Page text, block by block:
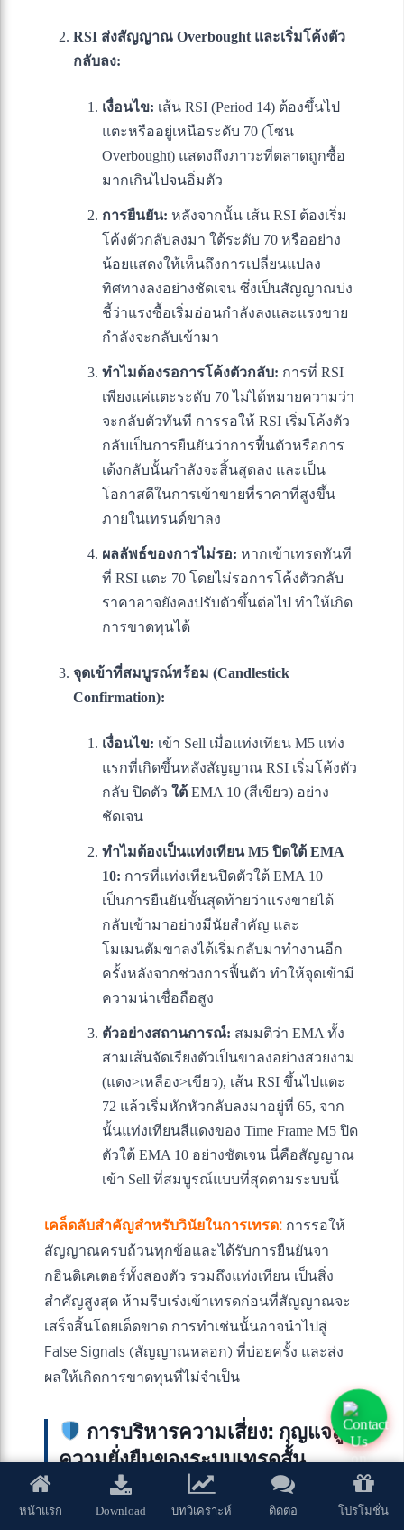
RSI ส่งสัญญาณ Overbought และเริ่มโค้งตัว
กลับลง:
เงื่อนไข: เส้น RSI (Period 14) ต้องขึ้นไป
แตะหรืออยู่เหนือระดับ 70 (โซน
Overbought) แสดงถึงภาวะที่ตลาดถูกซื้อ
มากเกินไปจนอิ่มตัว
การยืนยัน: หลังจากนั้น เส้น RSI ต้องเริ่ม
โค้งตัวกลับลงมา ใต้ระดับ 70 หรืออย่าง
น้อยแสดงให้เห็นถึงการเปลี่ยนแปลง
ทิศทางลงอย่างชัดเจน ซึ่งเป็นสัญญาณบ่ง
ชี้ว่าแรงซื้อเริ่มอ่อนกำลังลงและแรงขาย
กำลังจะกลับเข้ามา
ทำไมต้องรอการโค้งตัวกลับ: การที่ RSI
เพียงแค่แตะระดับ 70 ไม่ได้หมายความว่า
จะกลับตัวทันที การรอให้ RSI เริ่มโค้งตัว
กลับเป็นการยืนยันว่าการฟื้นตัวหรือการ
เด้งกลับนั้นกำลังจะสิ้นสุดลง และเป็น
โอกาสดีในการเข้าขายที่ราคาที่สูงขึ้น
ภายในเทรนด์ขาลง
ผลลัพธ์ของการไม่รอ: หากเข้าเทรดทันที
ที่ RSI แตะ 70 โดยไม่รอการโค้งตัวกลับ
ราคาอาจยังคงปรับตัวขึ้นต่อไป ทำให้เกิด
การขาดทุนได้
จุดเข้าที่สมบูรณ์พร้อม (Candlestick
Confirmation):
เงื่อนไข: เข้า Sell เมื่อแท่งเทียน M5 แท่ง
แรกที่เกิดขึ้นหลังสัญญาณ RSI เริ่มโค้งตัว
กลับ ปิดตัว ใต้ EMA 10 (สีเขียว) อย่าง
ชัดเจน
ทำไมต้องเป็นแท่งเทียน M5 ปิดใต้ EMA
10: การที่แท่งเทียนปิดตัวใต้ EMA 10
เป็นการยืนยันขั้นสุดท้ายว่าแรงขายได้
กลับเข้ามาอย่างมีนัยสำคัญ และ
โมเมนตัมขาลงได้เริ่มกลับมาทำงานอีก
ครั้งหลังจากช่วงการฟื้นตัว ทำให้จุดเข้ามี
ความน่าเชื่อถือสูง
ตัวอย่างสถานการณ์: สมมติว่า EMA ทั้ง
สามเส้นจัดเรียงตัวเป็นขาลงอย่างสวยงาม
(แดง>เหลือง>เขียว), เส้น RSI ขึ้นไปแตะ
72 แล้วเริ่มหักหัวกลับลงมาอยู่ที่ 65, จาก
นั้นแท่งเทียนสีแดงของ Time Frame M5 ปิด
ตัวใต้ EMA 10 อย่างชัดเจน นี่คือสัญญาณ
เข้า Sell ที่สมบูรณ์แบบที่สุดตามระบบนี้
เคล็ดลับสำคัญสำหรับวินัยในการเทรด: การรอให้
สัญญาณครบถ้วนทุกข้อและได้รับการยืนยันจา
กอินดิเคเตอร์ทั้งสองตัว รวมถึงแท่งเทียน เป็นสิ่ง
สำคัญสูงสุด ห้ามรีบเร่งเข้าเทรดก่อนที่สัญญาณจะ
เสร็จสิ้นโดยเด็ดขาด การทำเช่นนั้นอาจนำไปสู่
False Signals (สัญญาณหลอก) ที่บ่อยครั้ง และส่ง
ผลให้เกิดการขาดทุนที่ไม่จำเป็น
การบริหารความเสี่ยง: กุญแจสู่
ความยั่งยืนของระบบเทรดสั้น
Scalping
หน้าแรก Download บทวิเคราะห์ ติดต่อ โปรโมชั่น